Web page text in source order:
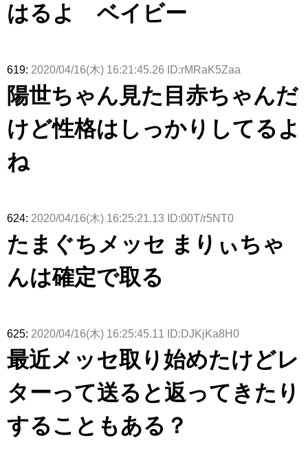
はるよ ベイビー
619: 2020/04/16(木) 16:21:45.26 ID:rMRaK5Zaa
陽世ちゃん見た目赤ちゃんだ
けど性格はしっかりしてるよ
ね
624: 2020/04/16(木) 16:25:21.13 ID:00T/r5NT0
たまぐちメッセ まりぃちゃ
んは確定で取る
625: 2020/04/16(木) 16:25:45.11 ID:DJKjKa8H0
最近メッセ取り始めたけどレ
ターって送ると返ってきたり
することもある？